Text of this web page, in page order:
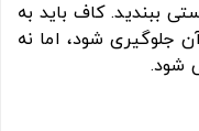
ببندید. کاف باید به
جلوگیری شود، اما نه
شود.